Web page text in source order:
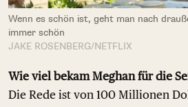
Wenn es schön ist, geht man nach
immer schön
JAKE ROSENBERG/NETFLIX
Wie viel bekam Meghan für die
Die Rede ist von 100 Millionen